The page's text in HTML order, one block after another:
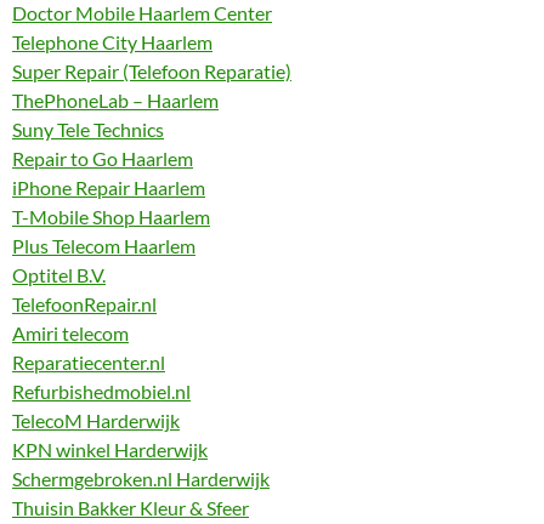
Doctor Mobile Haarlem Center
Telephone City Haarlem
Super Repair (Telefoon Reparatie)
ThePhoneLab – Haarlem
Suny Tele Technics
Repair to Go Haarlem
iPhone Repair Haarlem
T-Mobile Shop Haarlem
Plus Telecom Haarlem
Optitel B.V.
TelefoonRepair.nl
Amiri telecom
Reparatiecenter.nl
Refurbishedmobiel.nl
TelecoM Harderwijk
KPN winkel Harderwijk
Schermgebroken.nl Harderwijk
Thuisin Bakker Kleur & Sfeer